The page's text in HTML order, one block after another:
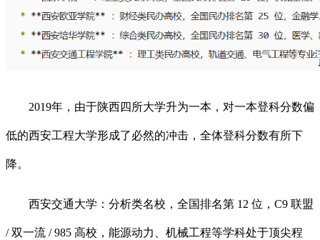
2019年，由于陕西四所大学升为一本，对一本登科分数偏
低的西安工程大学形成了必然的冲击，全体登科分数有所下
降。
西安交通大学：分析类名校，全国排名第 12 位，C9 联盟
/ 双一流 / 985 高校，能源动力、机械工程等学科处于顶尖程